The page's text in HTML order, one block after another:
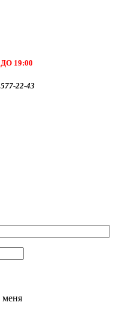
19:00
22-43
меня